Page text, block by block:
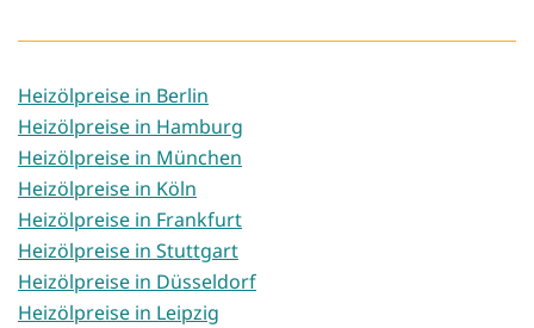
Heizölpreise in Berlin
Heizölpreise in Hamburg
Heizölpreise in München
Heizölpreise in Köln
Heizölpreise in Frankfurt
Heizölpreise in Stuttgart
Heizölpreise in Düsseldorf
Heizölpreise in Leipzig